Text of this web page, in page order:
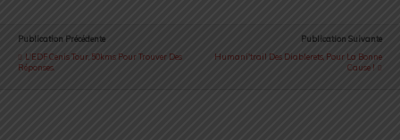
Publication Précédente
L'EDF Cenis Tour, 50kms Pour Trouver Des
Réponses.
Publication Suivante
Humani'trail Des Diablerets, Pour La Bonne
Cause !